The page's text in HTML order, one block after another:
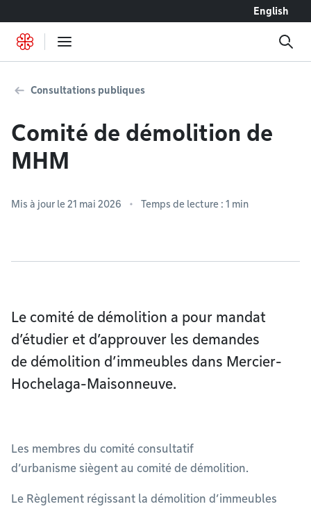
English
Consultations publiques
Comité de démolition de
MHM
Mis à jour le 21 mai 2026 Temps de lecture : 1 min
Le comité de démolition a pour mandat
d’étudier et d’approuver les demandes
de démolition d’immeubles dans Mercier-
Hochelaga-Maisonneuve.
Les membres du comité consultatif
d’urbanisme siègent au comité de démolition.
Le Règlement régissant la démolition d’immeubles